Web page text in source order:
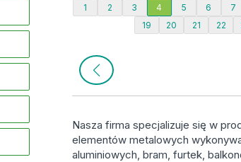
1 2 3 4 5 6 7
19
20 21 22
Nasza firma specjalizuje się w
elementów metalowych
aluminiowych, bram, furtek,